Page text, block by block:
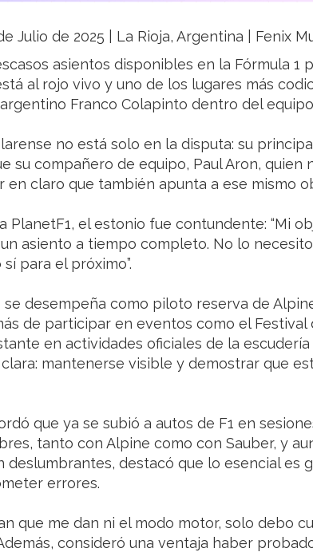
Julio de 2025 | La Rioja, Argentina | Fenix
asientos disponibles en la Fórmula 1
al rojo vivo y uno de los lugares más
Franco Colapinto dentro del
no está solo en la disputa: su
su compañero de equipo, Paul Aron, quien
en claro que también apunta a ese mismo
PlanetF1, el estonio fue contundente: “Mi
asiento a tiempo completo. No lo
para el próximo”.
desempeña como piloto reserva de
de participar en eventos como el Festival
en actividades oficiales de la
mantenerse visible y demostrar que
que ya se subió a autos de F1 en
tanto con Alpine como con Sauber, y
deslumbrantes, destacó que lo esencial es
errores.
que me dan ni el modo motor, solo debo
consideró una ventaja haber